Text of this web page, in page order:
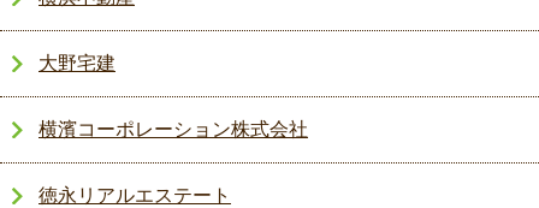
大野宅建
横濱コーポレーション株式会社
徳永リアルエステート